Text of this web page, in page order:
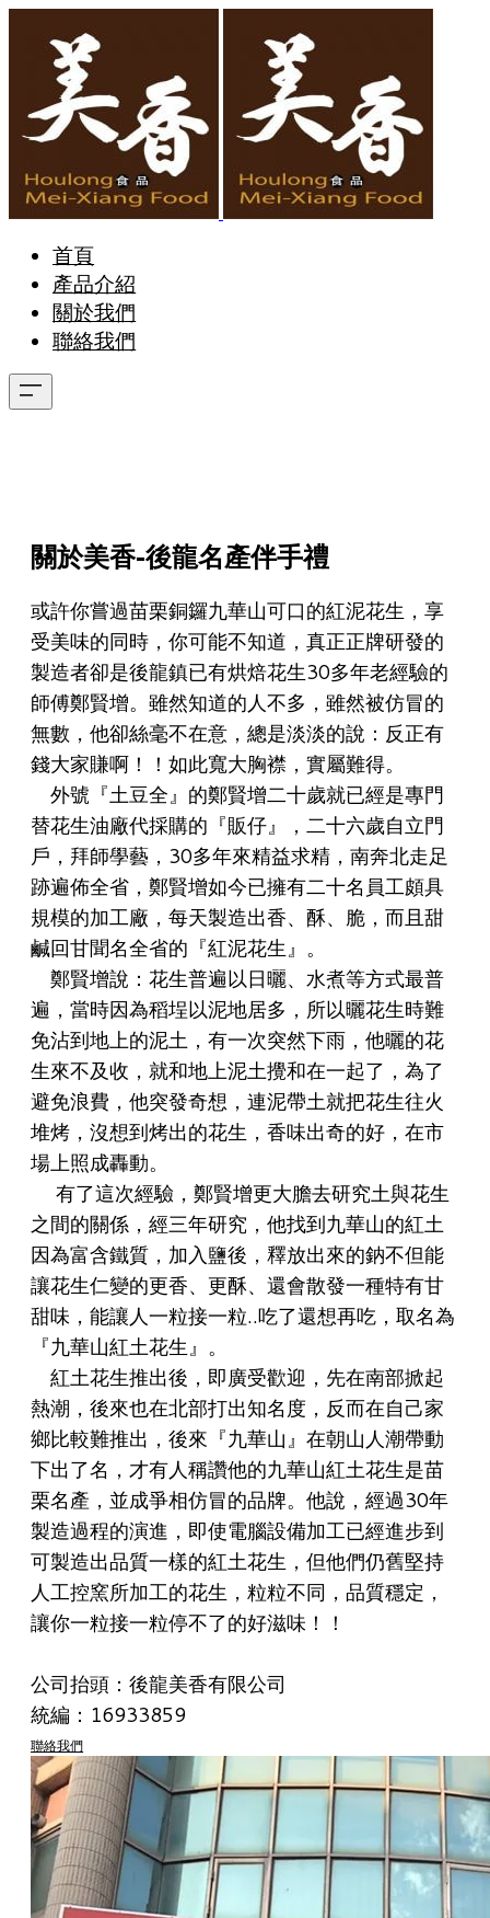
首頁
產品介紹
關於我們
聯絡我們
關於美香-後龍名產伴手禮
或許你嘗過苗栗銅鑼九華山可口的紅泥花生，享
受美味的同時，你可能不知道，真正正牌研發的
製造者卻是後龍鎮已有烘焙花生30多年老經驗的
師傅鄭賢增。雖然知道的人不多，雖然被仿冒的
無數，他卻絲毫不在意，總是淡淡的說：反正有
錢大家賺啊！！如此寬大胸襟，實屬難得。
外號『土豆全』的鄭賢增二十歲就已經是專門
替花生油廠代採購的『販仔』，二十六歲自立門
戶，拜師學藝，30多年來精益求精，南奔北走足
跡遍佈全省，鄭賢增如今已擁有二十名員工頗具
規模的加工廠，每天製造出香、酥、脆，而且甜
鹹回甘聞名全省的『紅泥花生』。
鄭賢增說：花生普遍以日曬、水煮等方式最普
遍，當時因為稻埕以泥地居多，所以曬花生時難
免沾到地上的泥土，有一次突然下雨，他曬的花
生來不及收，就和地上泥土攪和在一起了，為了
避免浪費，他突發奇想，連泥帶土就把花生往火
堆烤，沒想到烤出的花生，香味出奇的好，在市
場上照成轟動。
有了這次經驗，鄭賢增更大膽去研究土與花生
之間的關係，經三年研究，他找到九華山的紅土
因為富含鐵質，加入鹽後，釋放出來的鈉不但能
讓花生仁變的更香、更酥、還會散發一種特有甘
甜味，能讓人一粒接一粒..吃了還想再吃，取名為
『九華山紅土花生』。
紅土花生推出後，即廣受歡迎，先在南部掀起
熱潮，後來也在北部打出知名度，反而在自己家
鄉比較難推出，後來『九華山』在朝山人潮帶動
下出了名，才有人稱讚他的九華山紅土花生是苗
栗名產，並成爭相仿冒的品牌。他說，經過30年
製造過程的演進，即使電腦設備加工已經進步到
可製造出品質一樣的紅土花生，但他們仍舊堅持
人工控窯所加工的花生，粒粒不同，品質穩定，
讓你一粒接一粒停不了的好滋味！！
公司抬頭：後龍美香有限公司
統編：16933859
聯絡我們